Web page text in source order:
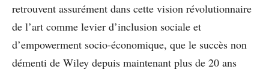
retrouvent assurément dans cette vision révolutionnaire
de l’art comme levier d’inclusion sociale et
d’empowerment socio-économique, que le succès non
démenti de Wiley depuis maintenant plus de 20 ans